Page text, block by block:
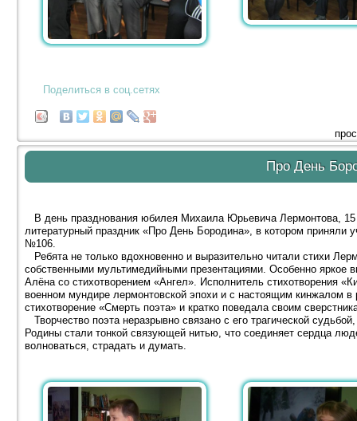
Поделиться в соц.сетях
Про День
В день празднования юбилея Михаила Юрьевича Лермонтова, 15
литературный праздник «Про День Бородина», в котором
№106.
Ребята не только вдохновенно и выразительно читали стихи
собственными мультимедийными презентациями. Особенно яркое
Алёна со стихотворением «Ангел». Исполнитель стихотворения
военном мундире лермонтовской эпохи и с настоящим кинжалом
стихотворение «Смерть поэта» и кратко поведала своим
Творчество поэта неразрывно связано с его трагической
Родины стали тонкой связующей нитью, что соединяет сердца
волноваться, страдать и думать.